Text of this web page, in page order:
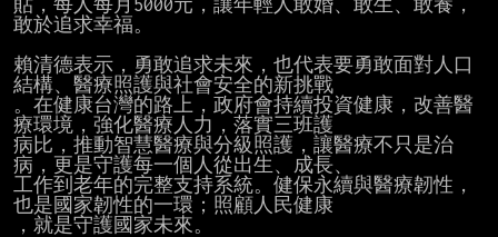
貼，每人每月5000元，讓年輕人敢婚、敢生、敢養，
敢於追求幸福。
賴清德表示，勇敢追求未來，也代表要勇敢面對人口
結構、醫療照護與社會安全的新挑戰
。在健康台灣的路上，政府會持續投資健康，改善醫
療環境，強化醫療人力，落實三班護
病比，推動智慧醫療與分級照護，讓醫療不只是治
病，更是守護每一個人從出生、成長、
工作到老年的完整支持系統。健保永續與醫療韌性，
也是國家韌性的一環；照顧人民健康
，就是守護國家未來。